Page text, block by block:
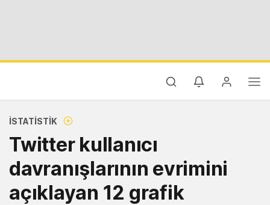
İSTATISTIK
Twitter kullanıcı
davranışlarının evrimini
açıklayan 12 grafik